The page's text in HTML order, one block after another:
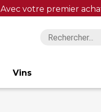
Avec votre premier
Vins